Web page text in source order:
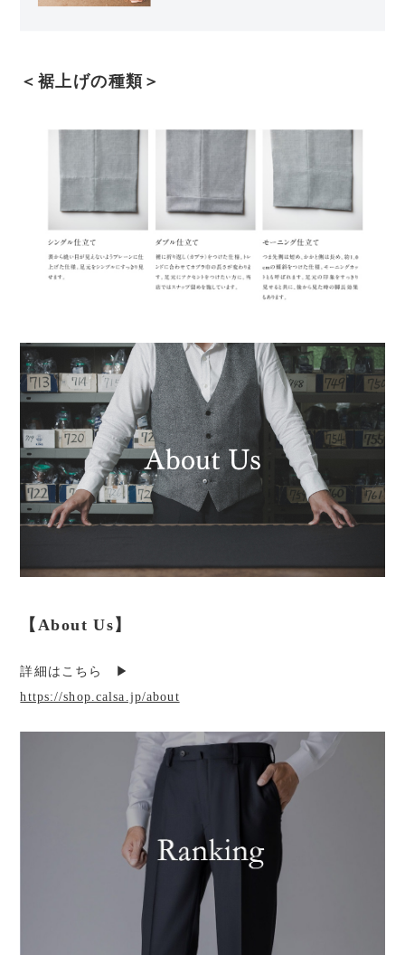
＜裾上げの種類＞
【About Us】
詳細はこちら ▶︎
https://shop.calsa.jp/about